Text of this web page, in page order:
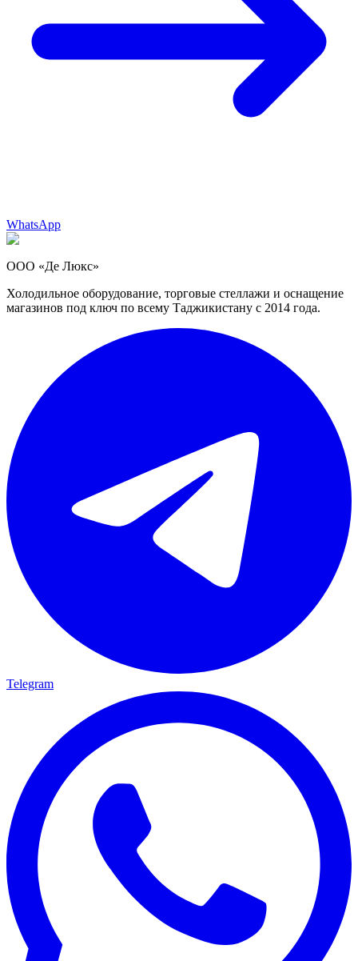
WhatsApp
ООО «Де Люкс»
Холодильное оборудование, торговые стеллажи и оснащение
магазинов под ключ по всему Таджикистану с 2014 года.
Telegram